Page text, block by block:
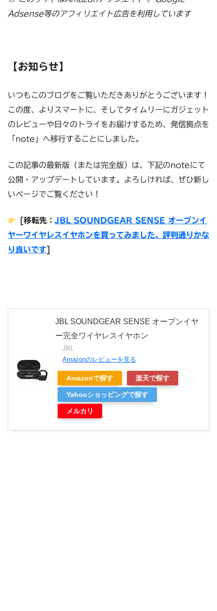
Adsense等のアフィリエイト広告を利用しています
【お知らせ】
いつもこのブログをご覧いただきありがとうございます！
この度、よりスマートに、そしてタイムリーにガジェット
のレビューや日々のトライをお届けするため、発信拠点を
「note」へ移行することにしました。
この記事の最新版（または完全版）は、下記のnoteにて
公開・アップデートしています。よろしければ、ぜひ新し
いページでご覧ください！
[移転先：JBL SOUNDGEAR SENSE オープンイ
ヤーワイヤレスイヤホンを買ってみました、評判通りかな
り良いです]
JBL SOUNDGEAR SENSE オープンイヤ
ー完全ワイヤレスイヤホン
JBL
Amazonのレビューを見る
Amazonで探す 楽天で探す
Yahooショッピングで探す
メルカリ